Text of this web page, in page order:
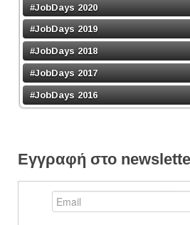
#JobDays 2020
#JobDays 2019
#JobDays 2018
#JobDays 2017
#JobDays 2016
Εγγραφή στο